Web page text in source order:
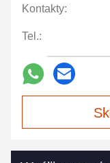
Kontakty:
Tel.: